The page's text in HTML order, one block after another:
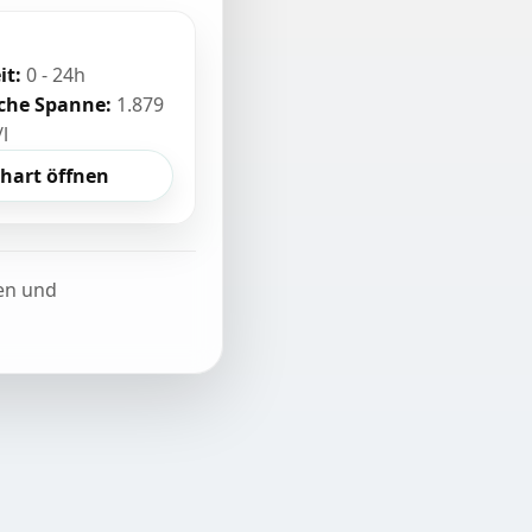
0 - 24h
Spanne: 1.879
öffnen
und